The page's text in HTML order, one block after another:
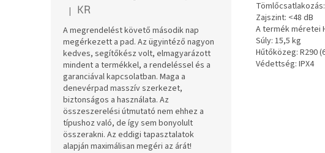
A termék értékelése 5-ből 5 csillag.
| KR
A megrendelést követő második nap
megérkezett a pad. Az ügyintéző nagyon
kedves, segítőkész volt, elmagyarázott
mindent a termékkel, a rendeléssel és a
garanciával kapcsolatban. Maga a
denevérpad masszív szerkezet,
biztonságos a használata. Az
összeszerelési útmutató nem ehhez a
típushoz való, de így sem bonyolult
összerakni. Az eddigi tapasztalatok
alapján maximálisan megéri az árát!
Zajszint: <48 dB
A termék méretei
Súly: 15,5 kg
Hűtőközeg: R290
Védettség: IPX4